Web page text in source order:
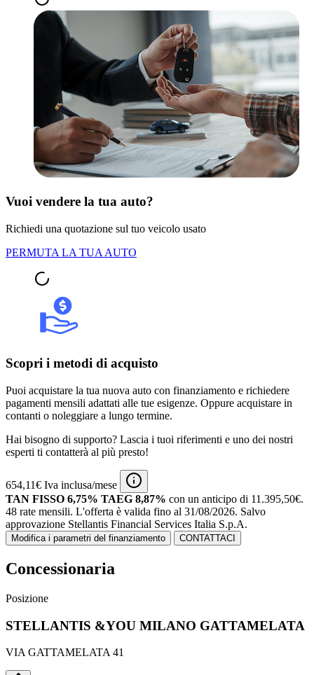
Vuoi vendere la tua auto?
Richiedi una quotazione sul tuo veicolo usato
PERMUTA LA TUA AUTO
Scopri i metodi di acquisto
Puoi acquistare la tua nuova auto con finanziamento e richiedere
pagamenti mensili adattati alle tue esigenze. Oppure acquistare in
contanti o noleggiare a lungo termine.
Hai bisogno di supporto? Lascia i tuoi riferimenti e uno dei nostri
esperti ti contatterà al più presto!
654,11€ Iva inclusa/mese
TAN FISSO 6,75% TAEG 8,87% con un anticipo di 11.395,50€.
48 rate mensili. L'offerta è valida fino al 31/08/2026. Salvo
approvazione Stellantis Financial Services Italia S.p.A.
Modifica i parametri del finanziamento CONTATTACI
Concessionaria
Posizione
STELLANTIS &YOU MILANO GATTAMELATA
VIA GATTAMELATA 41